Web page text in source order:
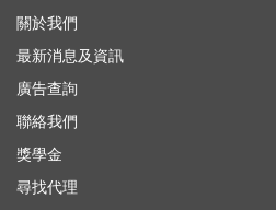
關於我們
最新消息及資訊
廣告查詢
聯絡我們
獎學金
尋找代理